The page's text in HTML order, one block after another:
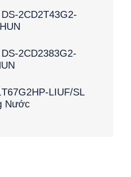
2CD2T43G2-
2CD2383G2-
LIUF/SL
Nước